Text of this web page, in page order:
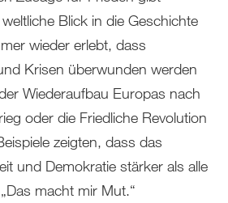
Blick in die Geschichte
wieder erlebt, dass
Krisen überwunden werden
Wiederaufbau Europas nach
oder die Friedliche Revolution
zeigten, dass das
und Demokratie stärker als alle
macht mir Mut.“